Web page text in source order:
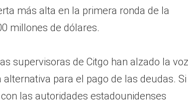
más alta en la primera ronda de la
millones de dólares.
supervisoras de Citgo han alzado la
para el pago de las deudas. Si
las autoridades estadounidenses